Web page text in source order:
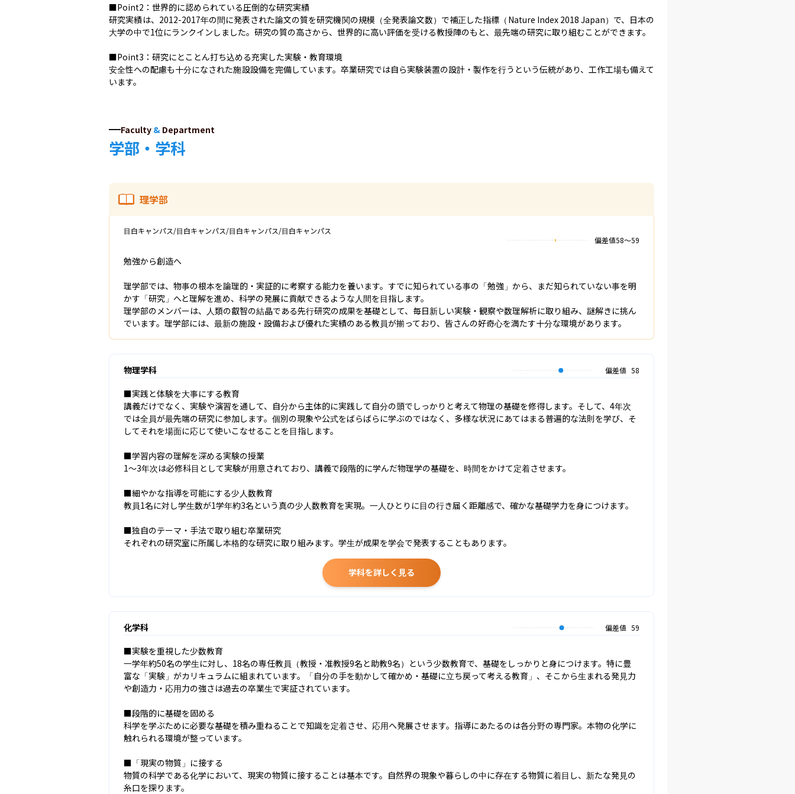
■Point2：世界的に認められている圧倒的な研究実績
研究実績は、2012-2017年の間に発表された論文の質を研究機関の規模（全発表論文数）で補正した指標（Nature Index 2018 Japan）で、日本の
大学の中で1位にランクインしました。研究の質の高さから、世界的に高い評価を受ける教授陣のもと、最先端の研究に取り組むことができます。
■Point3：研究にとことん打ち込める充実した実験・教育環境
安全性への配慮も十分になされた施設設備を完備しています。卒業研究では自ら実験装置の設計・製作を行うという伝統があり、工作工場も備えて
います。
Faculty & Department
学部・学科
理学部
目白キャンパス/目白キャンパス/目白キャンパス/目白キャンパス
偏差値58〜59
勉強から創造へ
理学部では、物事の根本を論理的・実証的に考察する能力を養います。すでに知られている事の「勉強」から、まだ知られていない事を明
かす「研究」へと理解を進め、科学の発展に貢献できるような人間を目指します。
理学部のメンバーは、人類の叡智の結晶である先行研究の成果を基礎として、毎日新しい実験・観察や数理解析に取り組み、謎解きに挑ん
でいます。理学部には、最新の施設・設備および優れた実績のある教員が揃っており、皆さんの好奇心を満たす十分な環境があります。
物理学科 偏差値 58
■実践と体験を大事にする教育
講義だけでなく、実験や演習を通して、自分から主体的に実践して自分の頭でしっかりと考えて物理の基礎を修得します。そして、4年次
では全員が最先端の研究に参加します。個別の現象や公式をばらばらに学ぶのではなく、多様な状況にあてはまる普遍的な法則を学び、そ
してそれを場面に応じて使いこなせることを目指します。
■学習内容の理解を深める実験の授業
1～3年次は必修科目として実験が用意されており、講義で段階的に学んだ物理学の基礎を、時間をかけて定着させます。
■細やかな指導を可能にする少人数教育
教員1名に対し学生数が1学年約3名という真の少人数教育を実現。一人ひとりに目の行き届く距離感で、確かな基礎学力を身につけます。
■独自のテーマ・手法で取り組む卒業研究
それぞれの研究室に所属し本格的な研究に取り組みます。学生が成果を学会で発表することもあります。
学科を詳しく見る
化学科 偏差値 59
■実験を重視した少数教育
一学年約50名の学生に対し、18名の専任教員（教授・准教授9名と助教9名）という少数教育で、基礎をしっかりと身につけます。特に豊
富な「実験」がカリキュラムに組まれています。「自分の手を動かして確かめ・基礎に立ち戻って考える教育」、そこから生まれる発見力
や創造力・応用力の強さは過去の卒業生で実証されています。
■段階的に基礎を固める
科学を学ぶために必要な基礎を積み重ねることで知識を定着させ、応用へ発展させます。指導にあたるのは各分野の専門家。本物の化学に
触れられる環境が整っています。
■「現実の物質」に接する
物質の科学である化学において、現実の物質に接することは基本です。自然界の現象や暮らしの中に存在する物質に着目し、新たな発見の
糸口を探ります。